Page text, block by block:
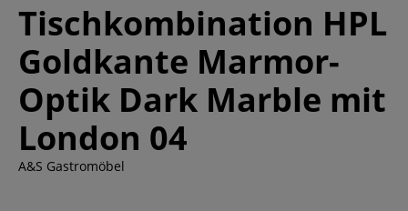
Tischkombination HPL
Goldkante Marmor-
Optik Dark Marble mit
London 04
A&S Gastromöbel